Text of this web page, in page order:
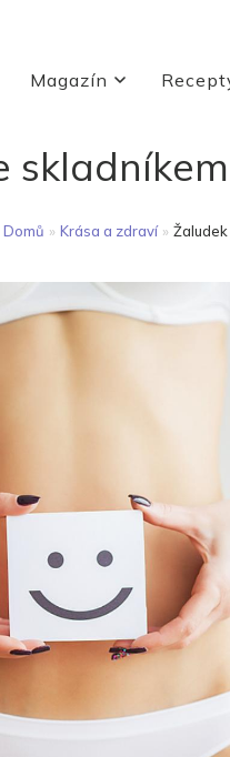
Magazín
Domů » Krása a zdraví »